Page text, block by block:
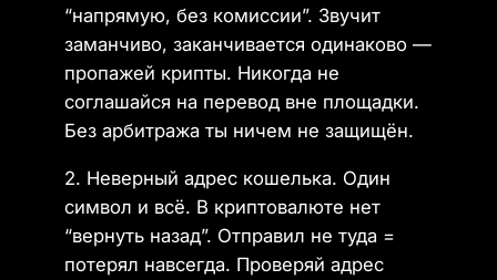
“напрямую, без комиссии”. Звучит
заманчиво, заканчивается одинаково —
пропажей крипты. Никогда не
соглашайся на перевод вне площадки.
Без арбитража ты ничем не защищён.
2. Неверный адрес кошелька. Один
символ и всё. В криптовалюте нет
“вернуть назад”. Отправил не туда =
потерял навсегда. Проверяй адрес